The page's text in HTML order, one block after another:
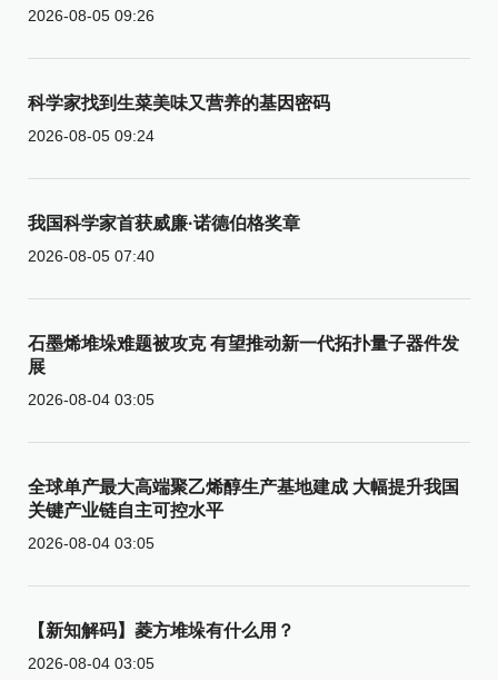
2026-08-05 09:26
科学家找到生菜美味又营养的基因密码
2026-08-05 09:24
我国科学家首获威廉·诺德伯格奖章
2026-08-05 07:40
石墨烯堆垛难题被攻克 有望推动新一代拓扑量子器件发
展
2026-08-04 03:05
全球单产最大高端聚乙烯醇生产基地建成 大幅提升我国
关键产业链自主可控水平
2026-08-04 03:05
【新知解码】菱方堆垛有什么用？
2026-08-04 03:05